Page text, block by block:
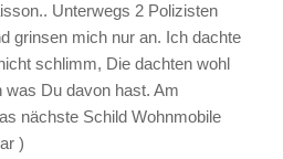
Unterwegs 2 Polizisten
grinsen mich nur an. Ich dachte
schlimm, Die dachten wohl
Du davon hast. Am
nächste Schild Wohnmobile
)